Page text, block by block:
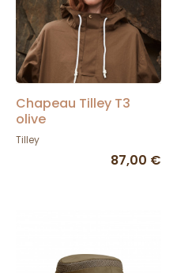
Chapeau Tilley T3
olive
Tilley
87,00 €